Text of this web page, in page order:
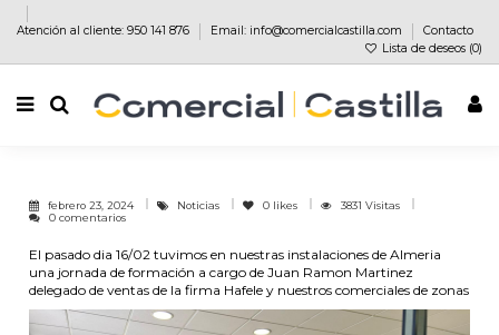
Atención al cliente: 950 141 876 Email: info@comercialcastilla.com
Contacto
Lista de deseos (0)
febrero 23, 2024 Noticias 0 likes
3831 Visitas
0 comentarios
El pasado dia 16/02 tuvimos en nuestras instalaciones de Almeria
una jornada de formación a cargo de Juan Ramon Martinez
delegado de ventas de la firma Hafele y nuestros comerciales de zonas